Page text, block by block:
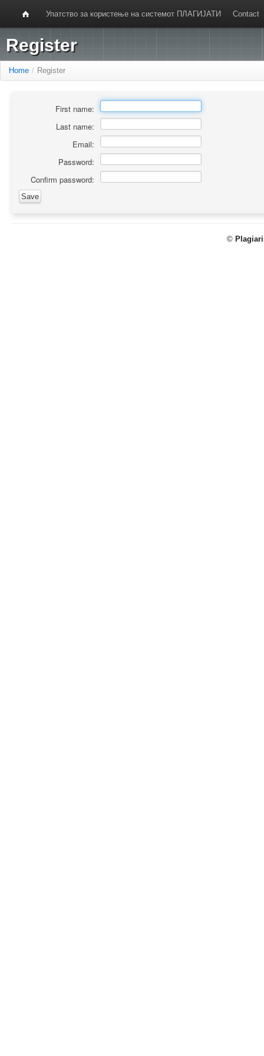
Упатство за користење на системот ПЛАГИЈАТИ Contact
Register
Home / Register
First name:
Last name:
Email:
Password:
Confirm password:
©